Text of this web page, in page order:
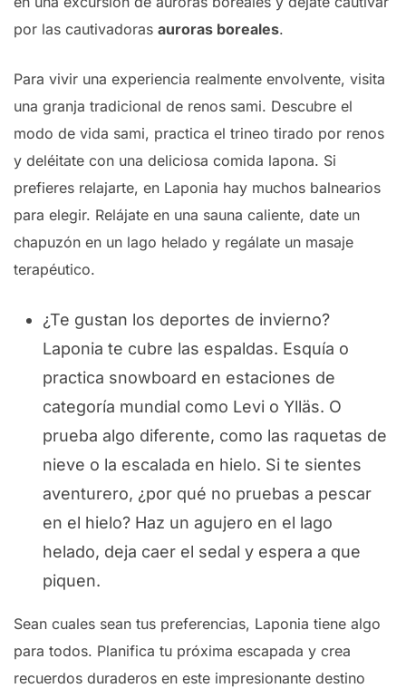
por las cautivadoras auroras boreales.
Para vivir una experiencia realmente envolvente, visita
una granja tradicional de renos sami. Descubre el
modo de vida sami, practica el trineo tirado por renos
y deléitate con una deliciosa comida lapona. Si
prefieres relajarte, en Laponia hay muchos balnearios
para elegir. Relájate en una sauna caliente, date un
chapuzón en un lago helado y regálate un masaje
terapéutico.
¿Te gustan los deportes de invierno?
Laponia te cubre las espaldas. Esquía o
practica snowboard en estaciones de
categoría mundial como Levi o Ylläs. O
prueba algo diferente, como las raquetas de
nieve o la escalada en hielo. Si te sientes
aventurero, ¿por qué no pruebas a pescar
en el hielo? Haz un agujero en el lago
helado, deja caer el sedal y espera a que
piquen.
Sean cuales sean tus preferencias, Laponia tiene algo
para todos. Planifica tu próxima escapada y crea
recuerdos duraderos en este impresionante destino